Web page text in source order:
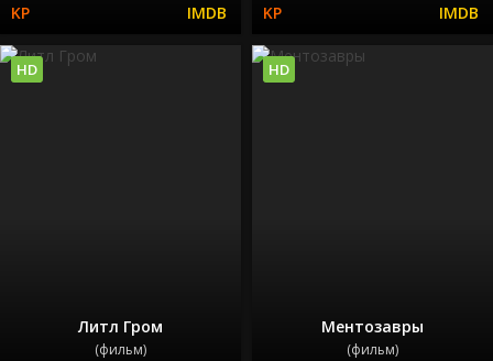
Литл Гром
(фильм)
HD
Ментозавры
(фильм)
HD